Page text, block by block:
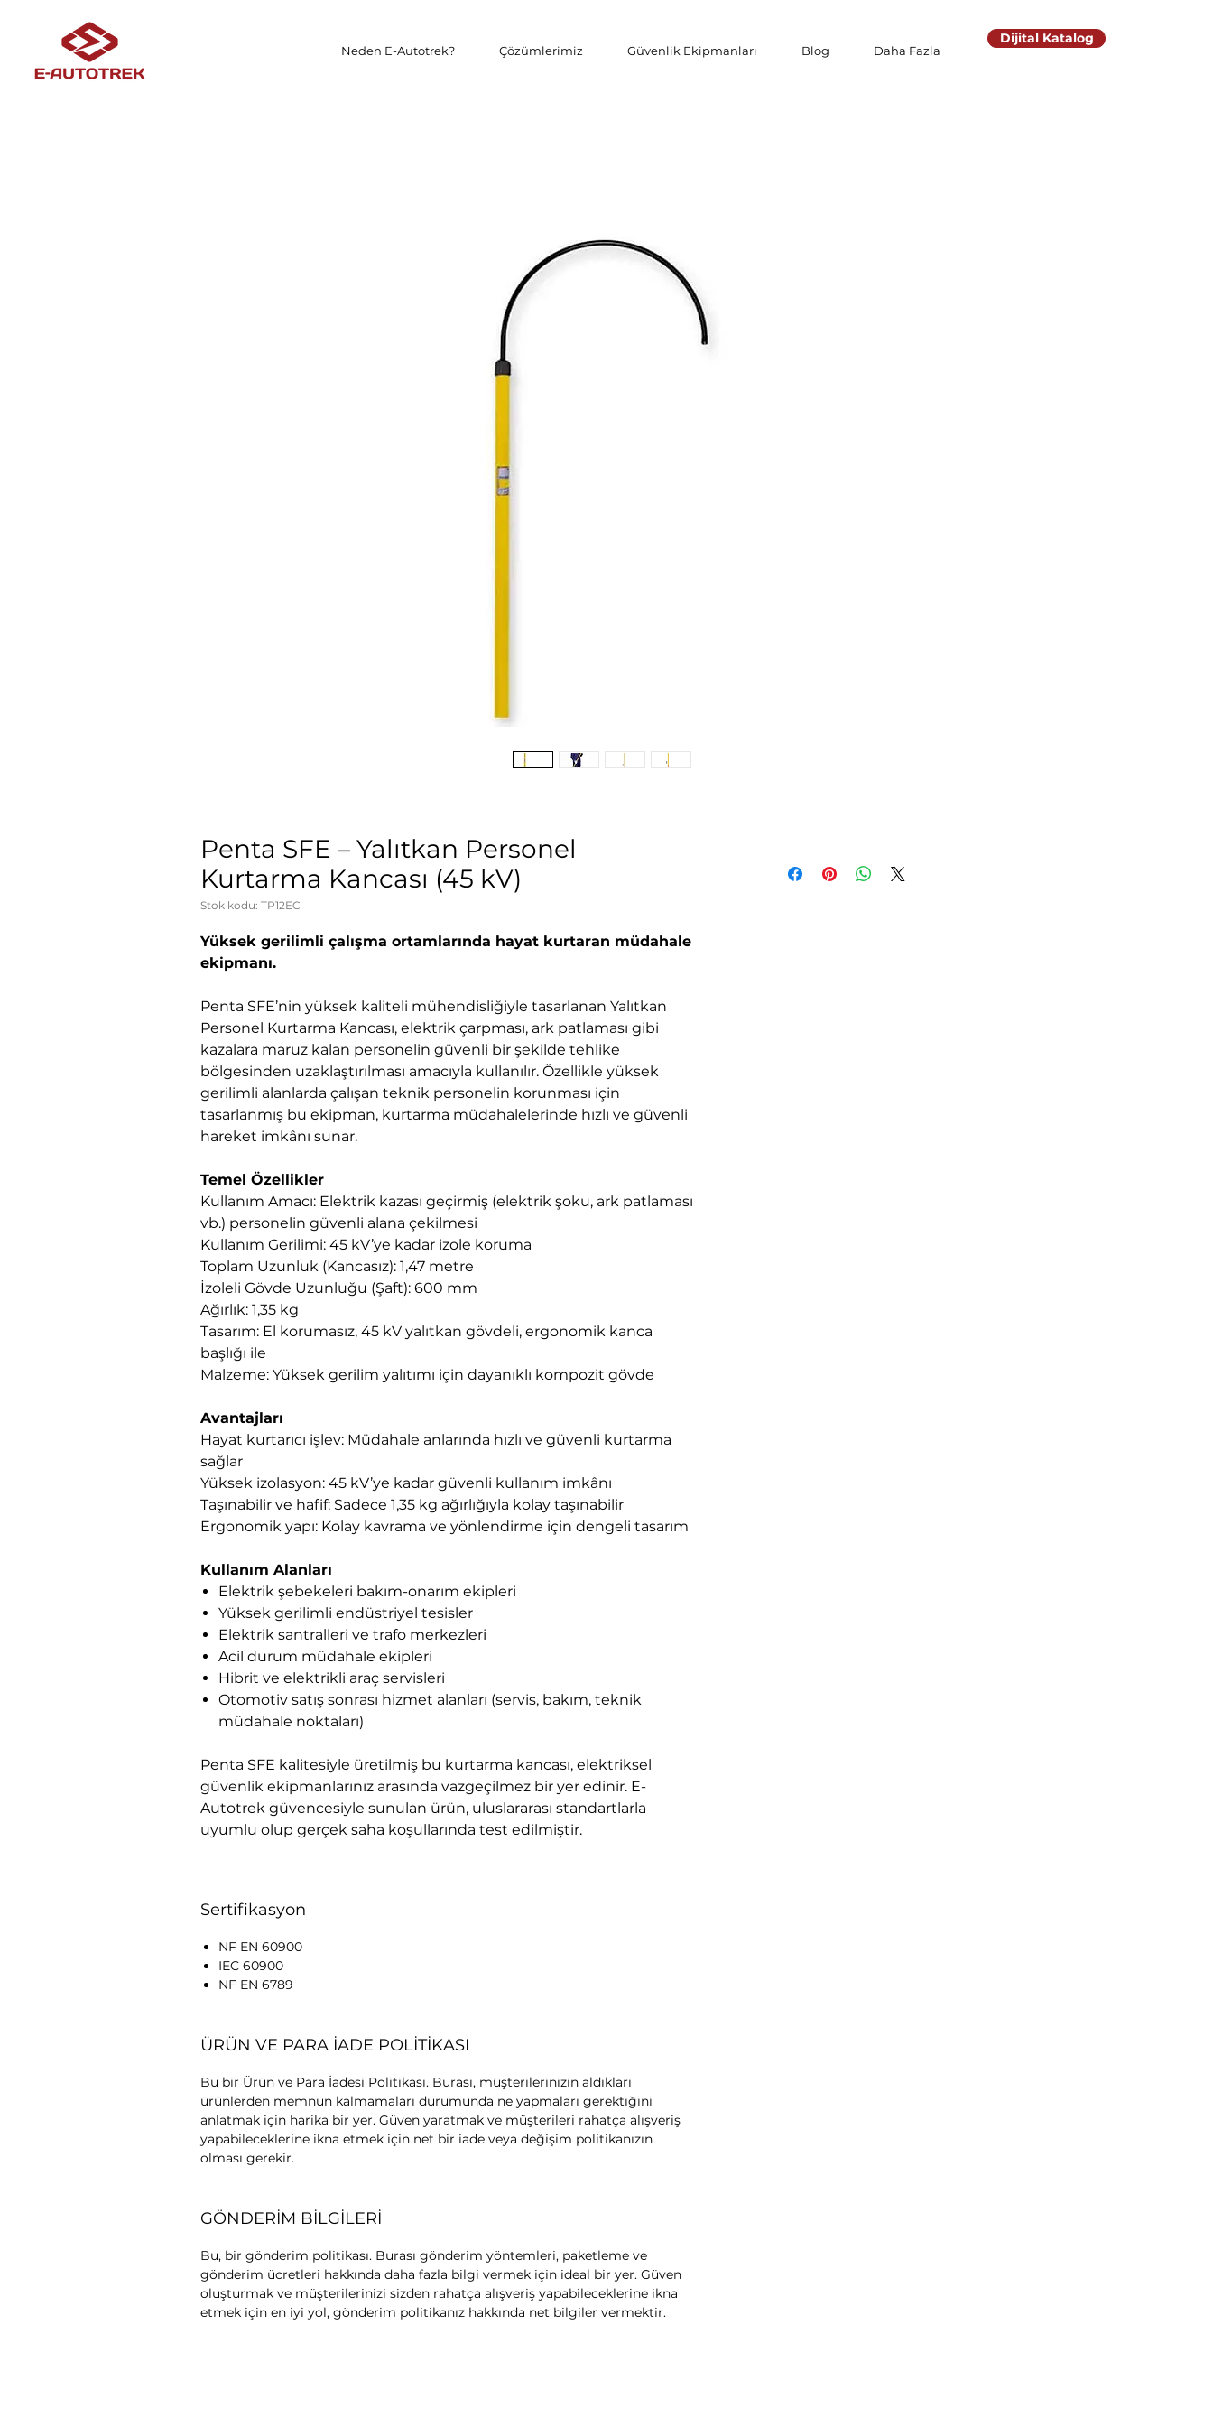
Neden E-Autotrek? Çözümlerimiz Güvenlik Ekipmanları Blog Daha Fazla
Dijital Katalog
Penta SFE – Yalıtkan Personel
Kurtarma Kancası (45 kV)
Stok kodu: TP12EC
Yüksek gerilimli çalışma ortamlarında hayat kurtaran müdahale
ekipmanı.
Penta SFE’nin yüksek kaliteli mühendisliğiyle tasarlanan Yalıtkan
Personel Kurtarma Kancası, elektrik çarpması, ark patlaması gibi
kazalara maruz kalan personelin güvenli bir şekilde tehlike
bölgesinden uzaklaştırılması amacıyla kullanılır. Özellikle yüksek
gerilimli alanlarda çalışan teknik personelin korunması için
tasarlanmış bu ekipman, kurtarma müdahalelerinde hızlı ve güvenli
hareket imkânı sunar.
Temel Özellikler
Kullanım Amacı: Elektrik kazası geçirmiş (elektrik şoku, ark patlaması
vb.) personelin güvenli alana çekilmesi
Kullanım Gerilimi: 45 kV’ye kadar izole koruma
Toplam Uzunluk (Kancasız): 1,47 metre
İzoleli Gövde Uzunluğu (Şaft): 600 mm
Ağırlık: 1,35 kg
Tasarım: El korumasız, 45 kV yalıtkan gövdeli, ergonomik kanca
başlığı ile
Malzeme: Yüksek gerilim yalıtımı için dayanıklı kompozit gövde
Avantajları
Hayat kurtarıcı işlev: Müdahale anlarında hızlı ve güvenli kurtarma
sağlar
Yüksek izolasyon: 45 kV’ye kadar güvenli kullanım imkânı
Taşınabilir ve hafif: Sadece 1,35 kg ağırlığıyla kolay taşınabilir
Ergonomik yapı: Kolay kavrama ve yönlendirme için dengeli tasarım
Kullanım Alanları
Elektrik şebekeleri bakım-onarım ekipleri
Yüksek gerilimli endüstriyel tesisler
Elektrik santralleri ve trafo merkezleri
Acil durum müdahale ekipleri
Hibrit ve elektrikli araç servisleri
Otomotiv satış sonrası hizmet alanları (servis, bakım, teknik
müdahale noktaları)
Penta SFE kalitesiyle üretilmiş bu kurtarma kancası, elektriksel
güvenlik ekipmanlarınız arasında vazgeçilmez bir yer edinir. E-
Autotrek güvencesiyle sunulan ürün, uluslararası standartlarla
uyumlu olup gerçek saha koşullarında test edilmiştir.
Sertifikasyon
NF EN 60900
IEC 60900
NF EN 6789
ÜRÜN VE PARA İADE POLİTİKASI
Bu bir Ürün ve Para İadesi Politikası. Burası, müşterilerinizin aldıkları
ürünlerden memnun kalmamaları durumunda ne yapmaları gerektiğini
anlatmak için harika bir yer. Güven yaratmak ve müşterileri rahatça alışveriş
yapabileceklerine ikna etmek için net bir iade veya değişim politikanızın
olması gerekir.
GÖNDERİM BİLGİLERİ
Bu, bir gönderim politikası. Burası gönderim yöntemleri, paketleme ve
gönderim ücretleri hakkında daha fazla bilgi vermek için ideal bir yer. Güven
oluşturmak ve müşterilerinizi sizden rahatça alışveriş yapabileceklerine ikna
etmek için en iyi yol, gönderim politikanız hakkında net bilgiler vermektir.